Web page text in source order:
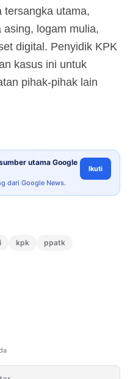
tersangka utama,
logam mulia,
digital. Penyidik KPK
kasus ini untuk
pihak-pihak lain
utama Google
dari Google News.
Ikuti
kpk
ppatk